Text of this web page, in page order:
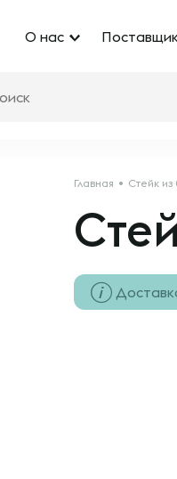
О нас
Главная Cтейк